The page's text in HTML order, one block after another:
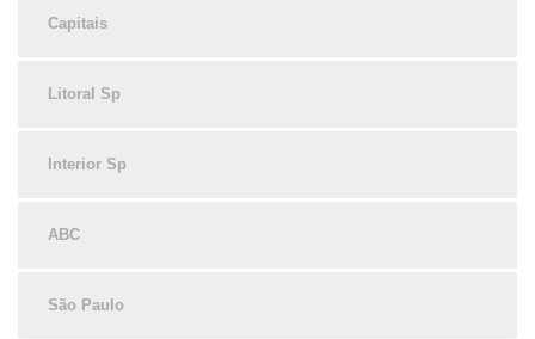
Capitais
Litoral Sp
Interior Sp
ABC
São Paulo